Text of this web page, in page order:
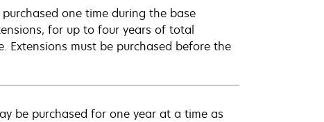
one time during the base
for up to four years of total
Extensions must be purchased before the
be purchased for one year at a time as